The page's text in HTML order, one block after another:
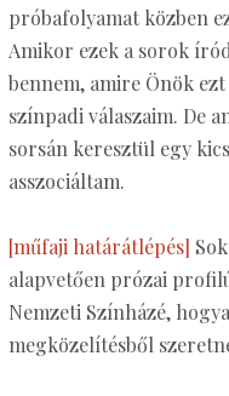
próbafolyamat közben
Amikor ezek a sorok
bennem, amire Önök
színpadi válaszaim. De
sorsán keresztül egy
asszociáltam.
[műfaji határátlépés]
alapvetően prózai
Nemzeti Színházé,
megközelítésből